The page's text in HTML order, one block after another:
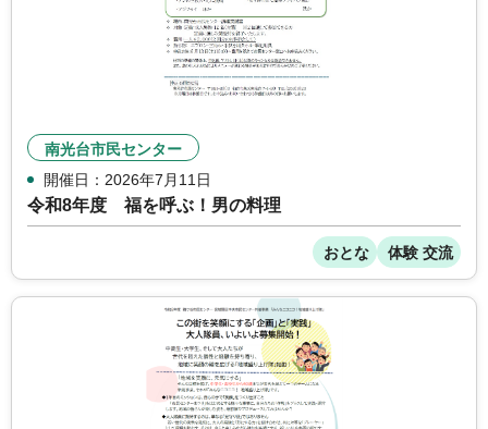
南光台市民センター
開催日：2026年7月11日
令和8年度 福を呼ぶ！男の料理
おとな 体験 交流